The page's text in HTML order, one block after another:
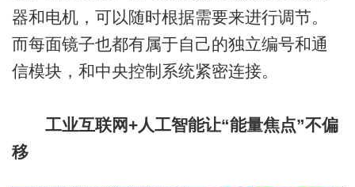
器和电机，可以随时根据需要来进行调节。
而每面镜子也都有属于自己的独立编号和通
信模块，和中央控制系统紧密连接。
工业互联网+人工智能让“能量焦点”不偏
移